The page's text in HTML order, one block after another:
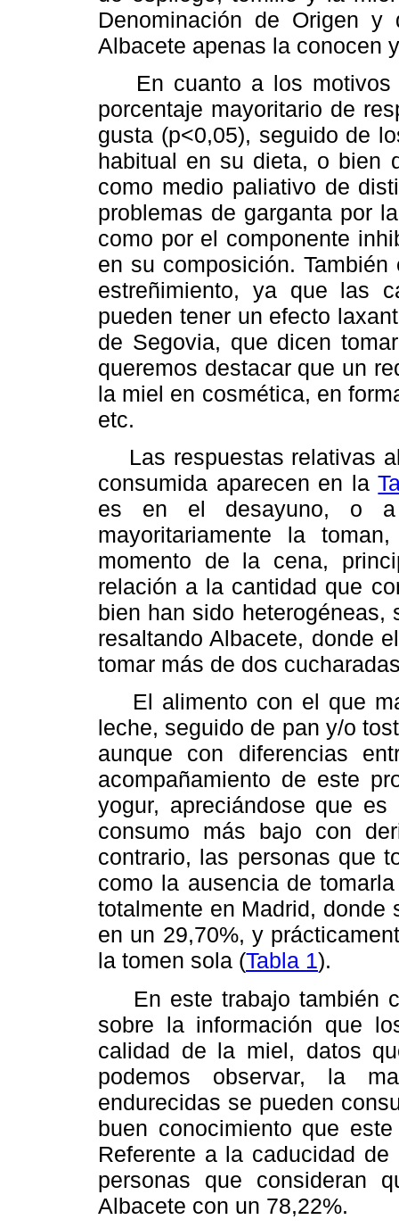
Denominación de Origen
Albacete apenas la conocen
En cuanto a los motivos
porcentaje mayoritario de
gusta (p<0,05), seguido de
habitual en su dieta, o bien
como medio paliativo de
problemas de garganta por
como por el componente
en su composición.
estreñimiento, ya que las
pueden tener un efecto
de Segovia, que dicen
queremos destacar que un
la miel en cosmética, en
etc.
Las respuestas relativas
consumida aparecen en la
es en el desayuno, o a
mayoritariamente la
momento de la cena,
relación a la cantidad que
bien han sido heterogéneas,
resaltando Albacete, donde
tomar más de dos
El alimento con el que
leche, seguido de pan y/o
aunque con diferencias
acompañamiento de este
yogur, apreciándose que
consumo más bajo con
contrario, las personas que
como la ausencia de
totalmente en Madrid,
en un 29,70%, y
la tomen sola (Tabla 1).
En este trabajo también
sobre la información que
calidad de la miel, datos
podemos observar, la
endurecidas se pueden
buen conocimiento que
Referente a la caducidad
personas que consideran
Albacete con un 78,22%.